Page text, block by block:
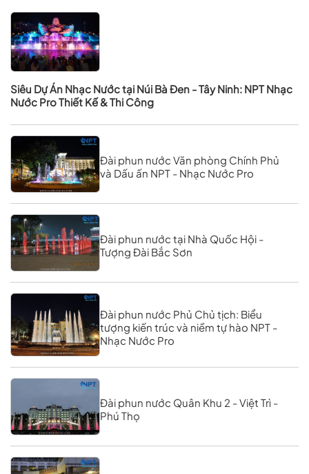
Siêu Dự Án Nhạc Nước tại Núi Bà Đen - Tây Ninh: NPT Nhạc
Nước Pro Thiết Kế & Thi Công
Đài phun nước Văn phòng Chính Phủ
và Dấu ấn NPT - Nhạc Nước Pro
Đài phun nước tại Nhà Quốc Hội -
Tượng Đài Bắc Sơn
Đài phun nước Phủ Chủ tịch: Biểu
tượng kiến trúc và niềm tự hào NPT -
Nhạc Nước Pro
Đài phun nước Quân Khu 2 - Việt Trì -
Phú Thọ